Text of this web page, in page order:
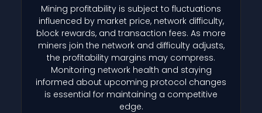
Mining profitability is subject to fluctuations
influenced by market price, network difficulty,
block rewards, and transaction fees. As more
miners join the network and difficulty adjusts,
the profitability margins may compress.
Monitoring network health and staying
informed about upcoming protocol changes
is essential for maintaining a competitive
edge.